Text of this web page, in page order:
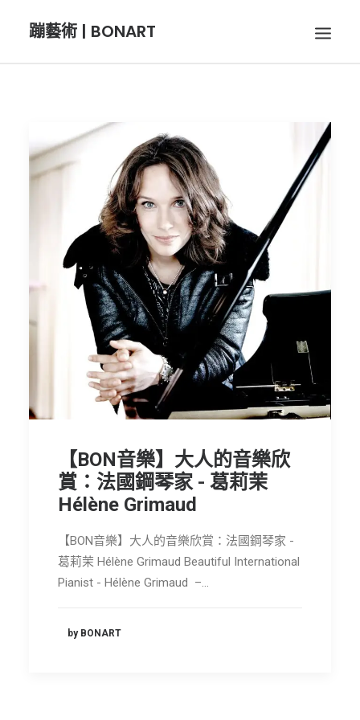
蹦藝術 | BONART
BON呼吸
BON攝影
BON插畫
BON旅行
節慶長笛樂團
關於我們
SEARCH
【BON音樂】大人的音樂欣
賞：法國鋼琴家 - 葛莉茉
Hélène Grimaud
【BON音樂】大人的音樂欣賞：法國鋼琴家 -
葛莉茉 Hélène Grimaud Beautiful International
Pianist - Hélène Grimaud –…
by BONART